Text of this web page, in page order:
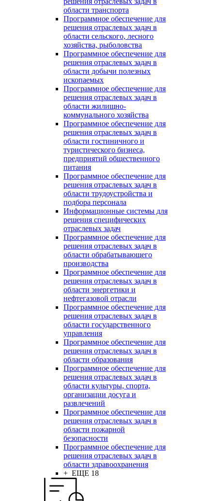
области транспорта
Программное обеспечение для
решения отраслевых задач в
области сельского, лесного
хозяйства, рыболовства
Программное обеспечение для
решения отраслевых задач в
области добычи полезных
ископаемых
Программное обеспечение для
решения отраслевых задач в
области жилищно-
коммунального хозяйства
Программное обеспечение для
решения отраслевых задач в
области гостиничного и
туристического бизнеса,
предприятий общественного
питания
Программное обеспечение для
решения отраслевых задач в
области трудоустройства и
подбора персонала
Информационные системы для
решения специфических
отраслевых задач
Программное обеспечение для
решения отраслевых задач в
области обрабатывающего
производства
Программное обеспечение для
решения отраслевых задач в
области энергетики и
нефтегазовой отрасли
Программное обеспечение для
решения отраслевых задач в
области государственного
управления
Программное обеспечение для
решения отраслевых задач в
области образования
Программное обеспечение для
решения отраслевых задач в
области культуры, спорта,
организации досуга и
развлечений
Программное обеспечение для
решения отраслевых задач в
области пожарной
безопасности
Программное обеспечение для
решения отраслевых задач в
области здравоохранения
+ ЕЩЕ 18